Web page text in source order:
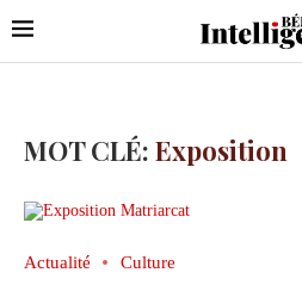
MOT CLÉ: Exposition
Actualité Culture